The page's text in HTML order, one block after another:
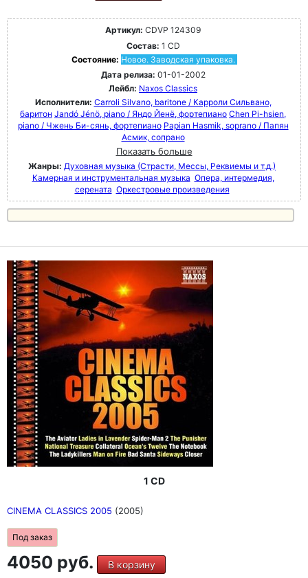
Артикул: CDVP 124309
Состав: 1 CD
Состояние: Новое. Заводская упаковка.
Дата релиза: 01-01-2002
Лейбл: Naxos Classics
Исполнители: Carroli Silvano, baritone / Карроли Сильвано,
баритон Jandó Jénö, piano / Яндо Йенё, фортепиано Chen Pi-hsien,
piano / Чжень Би-сянь, фортепиано Papian Hasmik, soprano / Папян
Асмик, сопрано
Показать больше
Жанры: Духовная музыка (Страсти, Мессы, Реквиемы и т.д.)
Камерная и инструментальная музыка Опера, интермедия,
серената Оркестровые произведения
1 CD
CINEMA CLASSICS 2005 (2005)
Под заказ
4050 руб. В корзину